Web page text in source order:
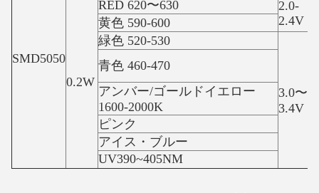
SMD5050
0.2W
RED 620〜630
2.0-
2.4V
黄色 590-600
緑色 520-530
3.0〜
3.4V
青色 460-470
アンバー/ゴールドイエロー
1600-2000K
ピンク
アイス・ブルー
UV390~405NM